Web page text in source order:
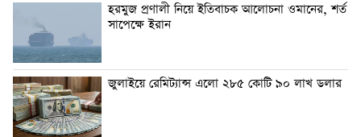
হরমুজ প্রণালী নিয়ে ইতিবাচক আলোচনা ওমানের, শর্ত
সাপেক্ষে ইরান
জুলাইয়ে রেমিট্যান্স এলো ২৮৫ কোটি ৯০ লাখ ডলার